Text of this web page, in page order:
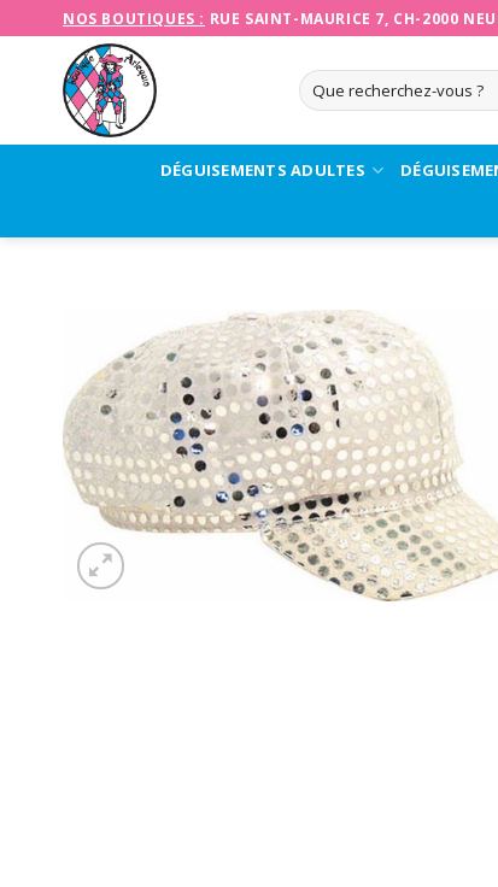
to
content
NOS BOUTIQUES : RUE SAINT-MAURICE 7, CH-2000
Recherche
pour :
DÉGUISEMENTS ADULTES